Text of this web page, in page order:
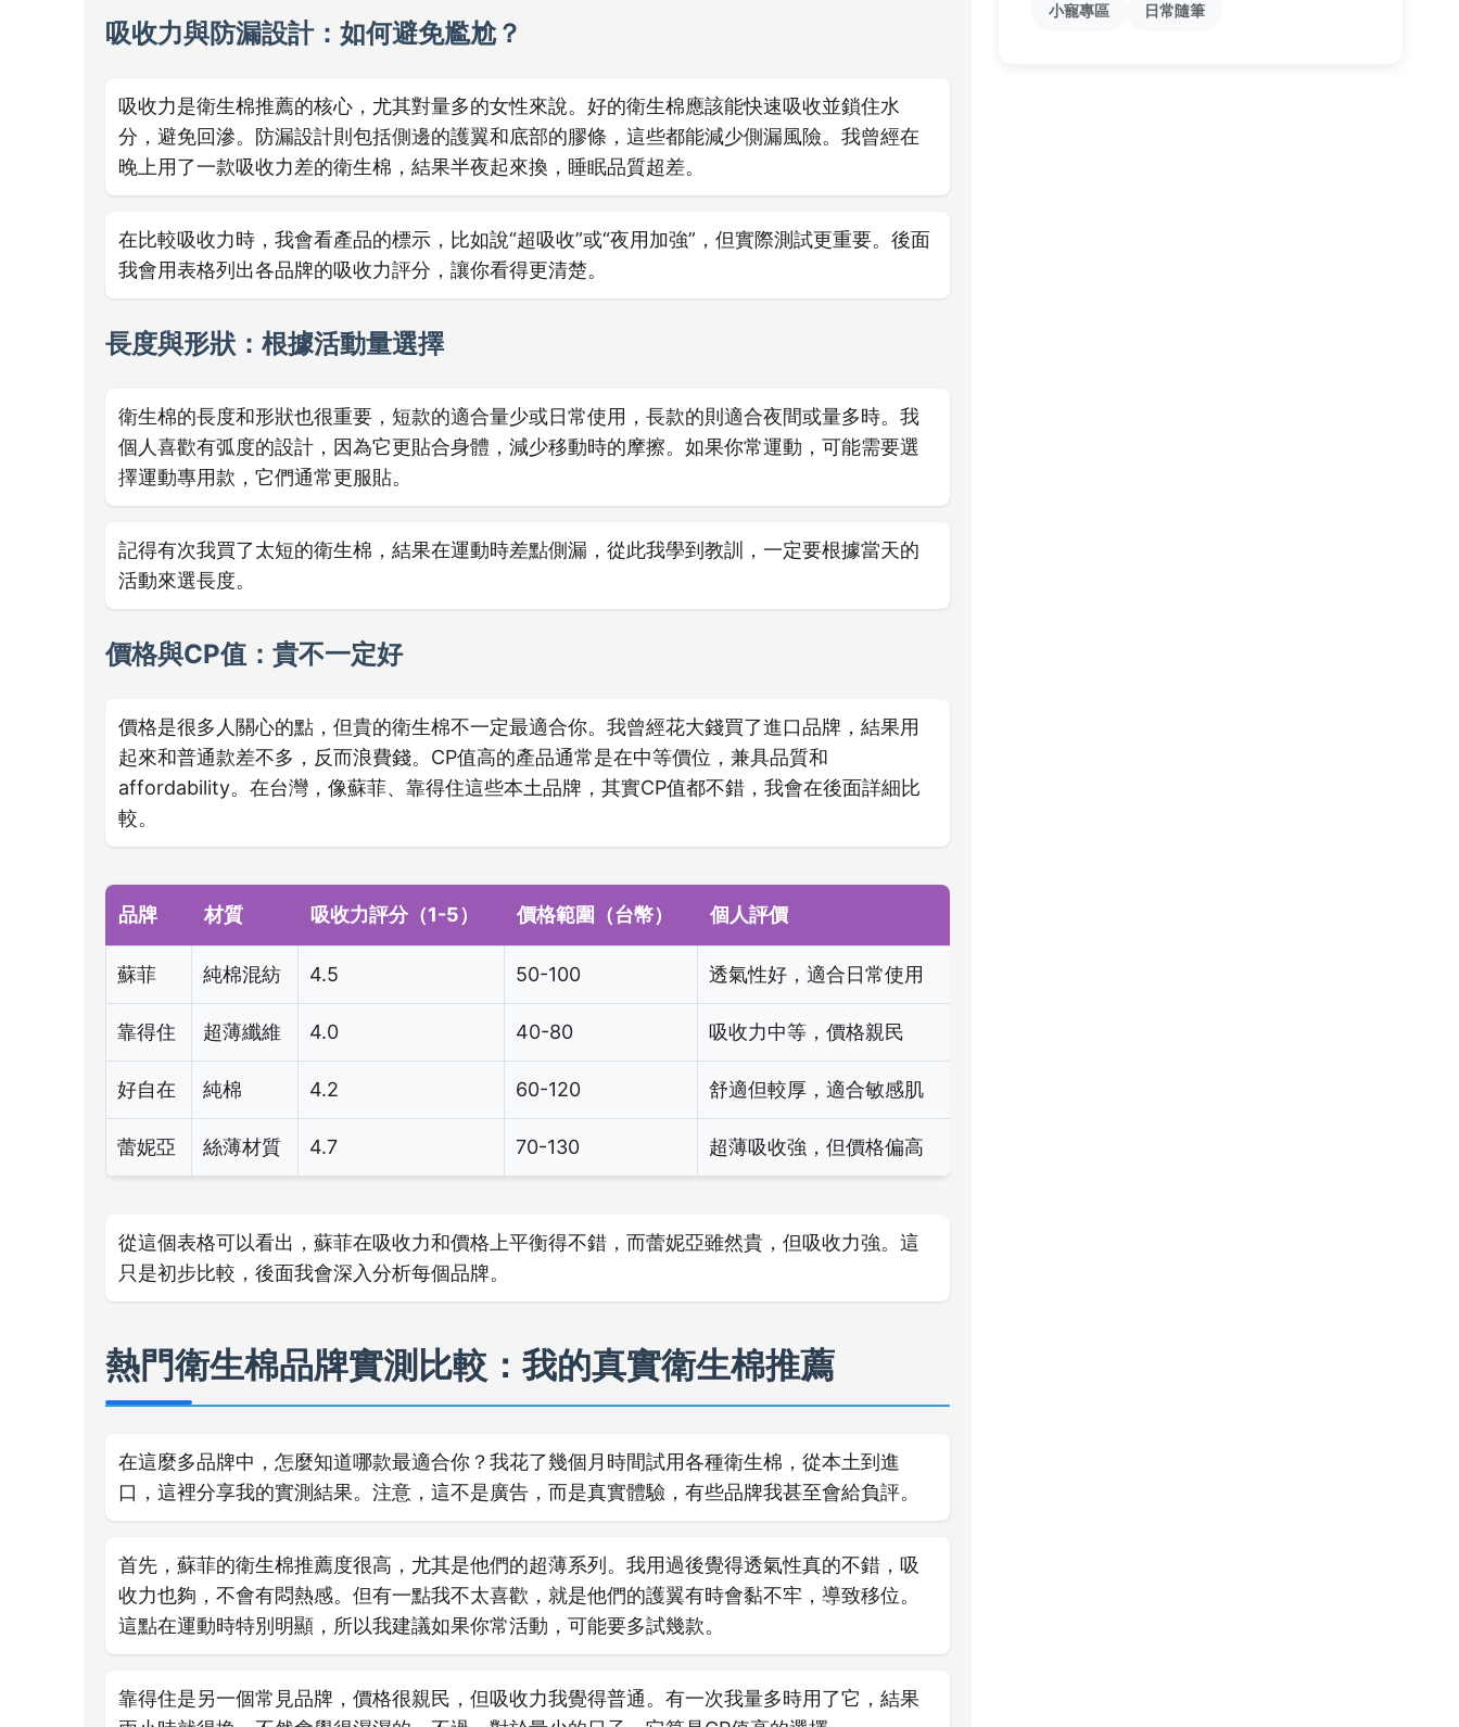
吸收力與防漏設計：如何避免尷尬？
吸收力是衛生棉推薦的核心，尤其對量多的女性來說。好的衛生棉應該能快速吸收並鎖住水
分，避免回滲。防漏設計則包括側邊的護翼和底部的膠條，這些都能減少側漏風險。我曾經在
晚上用了一款吸收力差的衛生棉，結果半夜起來換，睡眠品質超差。
在比較吸收力時，我會看產品的標示，比如說“超吸收”或“夜用加強”，但實際測試更重要。後面
我會用表格列出各品牌的吸收力評分，讓你看得更清楚。
長度與形狀：根據活動量選擇
衛生棉的長度和形狀也很重要，短款的適合量少或日常使用，長款的則適合夜間或量多時。我
個人喜歡有弧度的設計，因為它更貼合身體，減少移動時的摩擦。如果你常運動，可能需要選
擇運動專用款，它們通常更服貼。
記得有次我買了太短的衛生棉，結果在運動時差點側漏，從此我學到教訓，一定要根據當天的
活動來選長度。
價格與CP值：貴不一定好
價格是很多人關心的點，但貴的衛生棉不一定最適合你。我曾經花大錢買了進口品牌，結果用
起來和普通款差不多，反而浪費錢。CP值高的產品通常是在中等價位，兼具品質和
affordability。在台灣，像蘇菲、靠得住這些本土品牌，其實CP值都不錯，我會在後面詳細比
較。
品牌 材質 吸收力評分（1-5） 價格範圍（台幣） 個人評價
蘇菲 純棉混紡 4.5 50-100 透氣性好，適合日常使用
靠得住 超薄纖維 4.0 40-80 吸收力中等，價格親民
好自在 純棉 4.2 60-120 舒適但較厚，適合敏感肌
蕾妮亞 絲薄材質 4.7 70-130 超薄吸收強，但價格偏高
從這個表格可以看出，蘇菲在吸收力和價格上平衡得不錯，而蕾妮亞雖然貴，但吸收力強。這
只是初步比較，後面我會深入分析每個品牌。
熱門衛生棉品牌實測比較：我的真實衛生棉推薦
在這麼多品牌中，怎麼知道哪款最適合你？我花了幾個月時間試用各種衛生棉，從本土到進
口，這裡分享我的實測結果。注意，這不是廣告，而是真實體驗，有些品牌我甚至會給負評。
首先，蘇菲的衛生棉推薦度很高，尤其是他們的超薄系列。我用過後覺得透氣性真的不錯，吸
收力也夠，不會有悶熱感。但有一點我不太喜歡，就是他們的護翼有時會黏不牢，導致移位。
這點在運動時特別明顯，所以我建議如果你常活動，可能要多試幾款。
靠得住是另一個常見品牌，價格很親民，但吸收力我覺得普通。有一次我量多時用了它，結果
小寵專區 日常隨筆